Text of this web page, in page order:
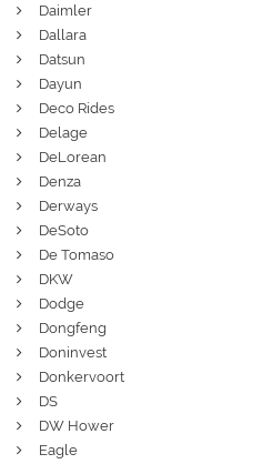
Daimler
Dallara
Datsun
Dayun
Deco Rides
Delage
DeLorean
Denza
Derways
DeSoto
De Tomaso
DKW
Dodge
Dongfeng
Doninvest
Donkervoort
DS
DW Hower
Eagle